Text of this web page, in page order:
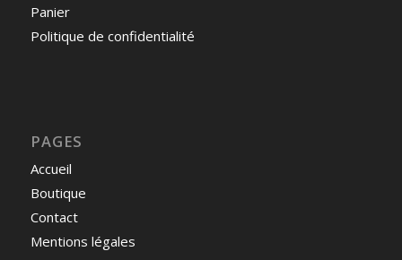
Panier
Politique de confidentialité
PAGES
Accueil
Boutique
Contact
Mentions légales